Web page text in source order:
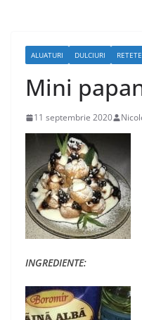
ALUATURI DULCIURI RETETE
Mini
11 septembrie 2020
INGREDIENTE: